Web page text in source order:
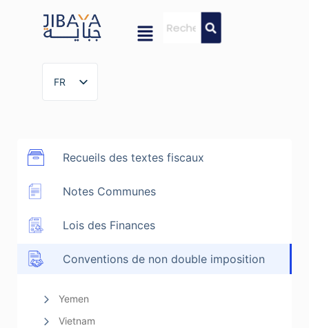
FR
FR
Recueils des textes fiscaux
Notes Communes
Lois des Finances
Conventions de non double imposition
Yemen
Vietnam